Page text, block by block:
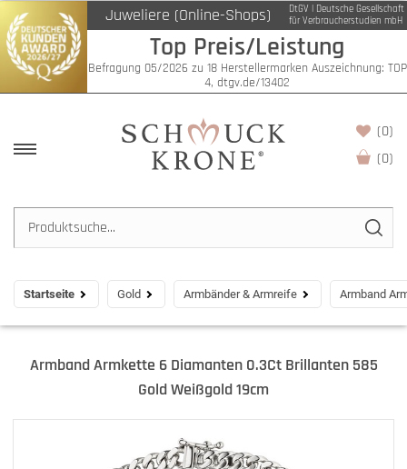
Juweliere (Online-Shops)
DtGV | Deutsche Gesellschaft
für Verbraucherstudien mbH
Top Preis/Leistung
Befragung 05/2026 zu 18 Herstellermarken Auszeichnung: TOP
4, dtgv.de/13402
(0)
(0)
Startseite Gold Armbänder & Armreife Armband
Armband Armkette 6 Diamanten 0.3Ct Brillanten 585
Gold Weißgold 19cm